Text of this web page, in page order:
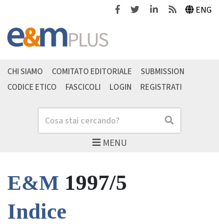
FacebookTwitterLinkedinFeeds ENG
MENU
Cerca Cerca
CHI SIAMO COMITATO EDITORIALE
SUBMISSION
CODICE ETICO
FASCICOLI LOGIN REGISTRATI
E&M 1997/5
Indice